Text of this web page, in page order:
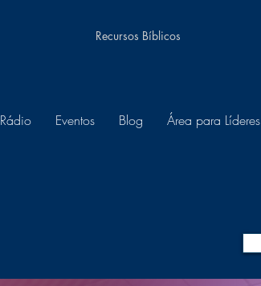
Recursos Bíblicos
Rádio Eventos Blog Área para Líderes